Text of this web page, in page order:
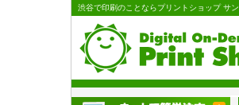
渋谷で印刷のことならプリントショップ サン